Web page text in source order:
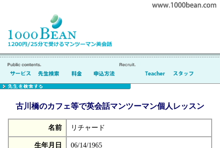
古川橋のカフェ等で英会話マンツーマン個人レッスン
名前 リチャード
生年月日 06/14/1965